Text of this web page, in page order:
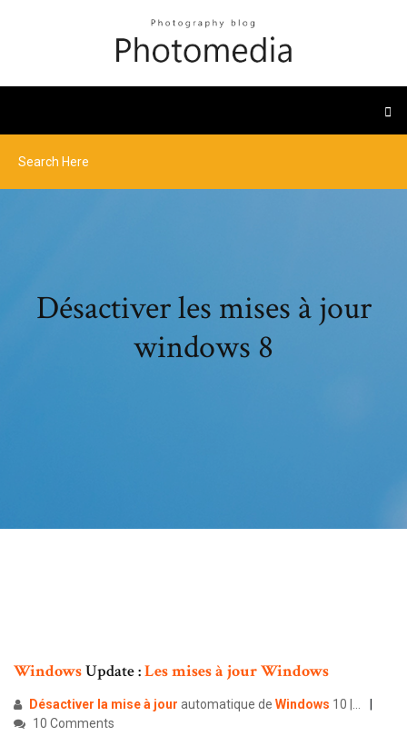
Désactiver les mises à jour
windows 8
WindowsUpdate :Lesmisesà jourWindows
Désactiver la miseà jour automatique de Windows 10 |…
10 Comments